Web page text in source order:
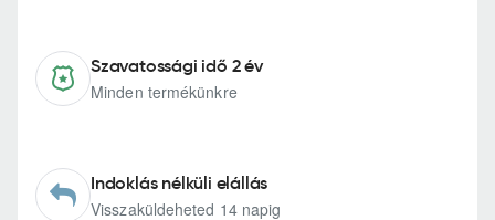
Szavatossági idő 2 év
Minden termékünkre
Indoklás nélküli elállás
Visszaküldeheted 14 napig